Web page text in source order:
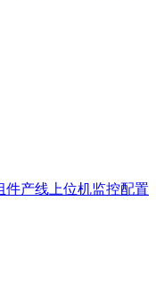
件产线上位机监控配置